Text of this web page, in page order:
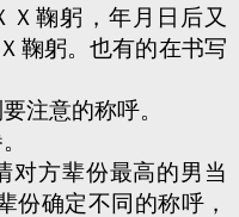
Ｘ鞠躬，年月日后又
鞠躬。也有的在书写
注意的称呼。
对方辈份最高的男当
份确定不同的称呼，